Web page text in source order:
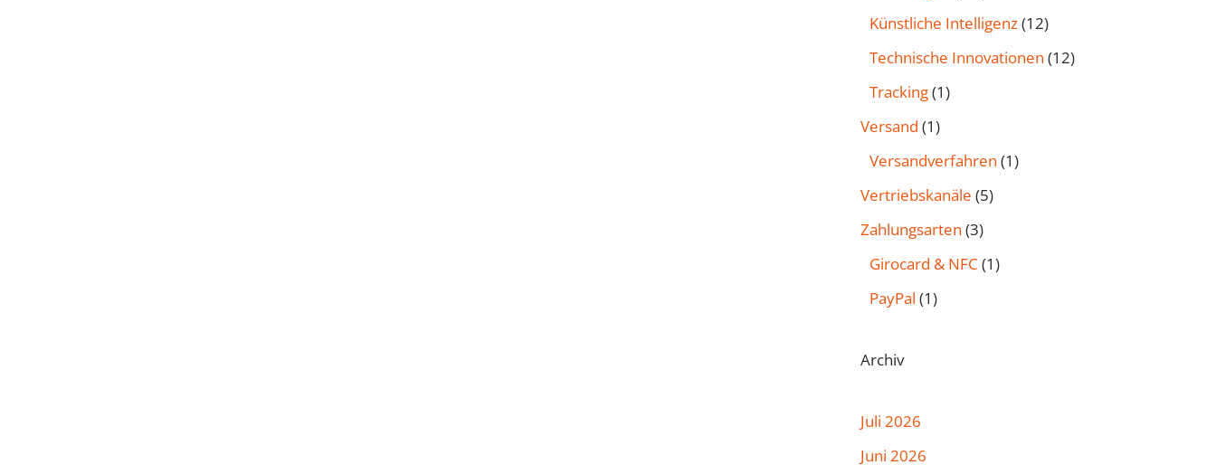
Künstliche Intelligenz(12)
Technische Innovationen (12)
Tracking(1)
Versand (1)
Versandverfahren (1)
Vertriebskanäle (5)
Zahlungsarten (3)
Girocard & NFC (1)
PayPal (1)
Archiv
Juli 2026
Juni 2026